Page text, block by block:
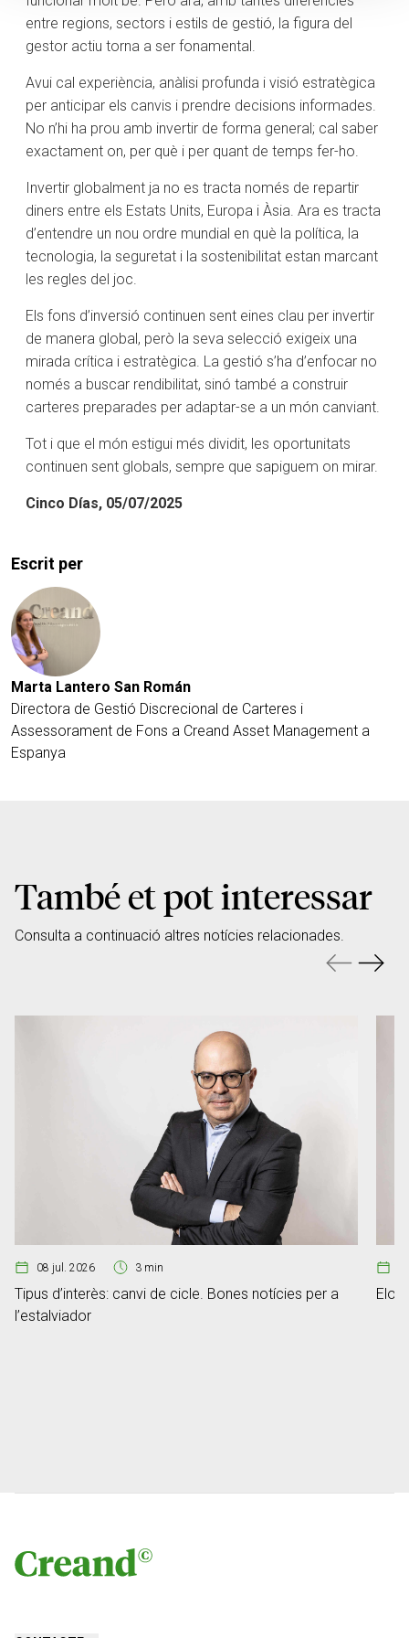
entre regions, sectors i estils de gestió, la figura del
gestor actiu torna a ser fonamental.
Avui cal experiència, anàlisi profunda i visió estratègica
per anticipar els canvis i prendre decisions informades.
No n’hi ha prou amb invertir de forma general; cal saber
exactament on, per què i per quant de temps fer-ho.
Invertir globalment ja no es tracta només de repartir
diners entre els Estats Units, Europa i Àsia. Ara es tracta
d’entendre un nou ordre mundial en què la política, la
tecnologia, la seguretat i la sostenibilitat estan marcant
les regles del joc.
Els fons d’inversió continuen sent eines clau per invertir
de manera global, però la seva selecció exigeix una
mirada crítica i estratègica. La gestió s’ha d’enfocar no
només a buscar rendibilitat, sinó també a construir
carteres preparades per adaptar-se a un món canviant.
Tot i que el món estigui més dividit, les oportunitats
continuen sent globals, sempre que sapiguem on mirar.
Cinco Días, 05/07/2025
Escrit per
Marta Lantero San Román
Directora de Gestió Discrecional de Carteres i
Assessorament de Fons a Creand Asset Management a
Espanya
També et pot interessar
Consulta a continuació altres notícies relacionades.
08 jul. 2026 3 min
Tipus d’interès: canvi de cicle. Bones notícies per a
l’estalviador
Elon